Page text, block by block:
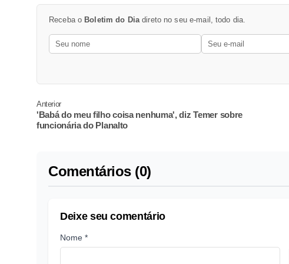
Receba o Boletim do Diadireto no seu e-mail, todo dia.
Anterior
'Babá do meu filho coisa nenhuma', diz Temer sobre
funcionária do Planalto
Comentários (0)
Deixe seu comentário
Nome *